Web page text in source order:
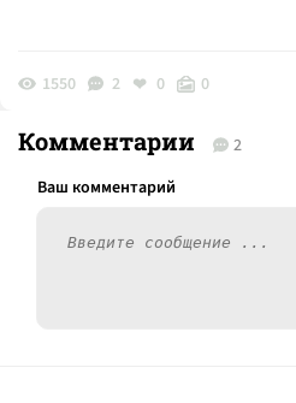
1550 2 0 0
Комментарии 2